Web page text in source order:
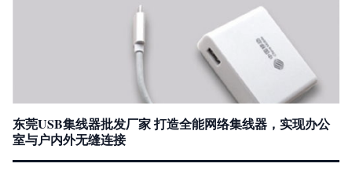
东莞USB集线器批发厂家 打造全能网络集线器，实现办公
室与户内外无缝连接